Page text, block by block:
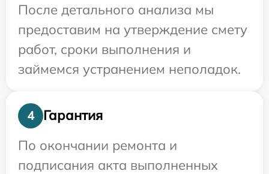
После детального анализа мы
предоставим на утверждение смету
работ, сроки выполнения и
займемся устранением неполадок.
4
Гарантия
По окончании ремонта и
подписания акта выполненных